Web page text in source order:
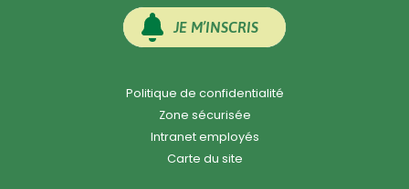
JE M’INSCRIS
Politique de confidentialité
Zone sécurisée
Intranet employés
Carte du site